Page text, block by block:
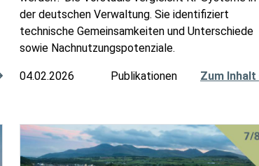
der deutschen Verwaltung. Sie identifiziert
technische Gemeinsamkeiten und Unterschiede
sowie Nachnutzungspotenziale.
04.02.2026 Publikationen Zum Inhalt